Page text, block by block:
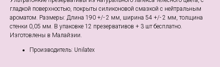
гладкой поверхностью, покрыты силиконовой смазкой с нейтральным
ароматом. Размеры: Длина 190 +/- 2 мм, ширина 54 +/- 2 мм, толщина
стенки 0,05 мм. В упаковке 12 презервативов + 3 шт бесплатно.
Изготовлены в Малайзии.
Производитель: Unilatex